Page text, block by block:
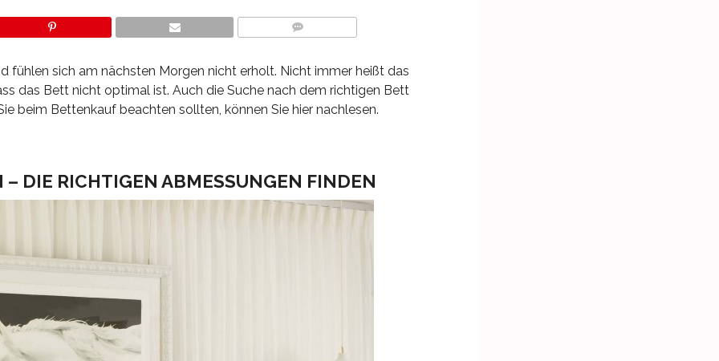
fühlen sich am nächsten Morgen nicht erholt. Nicht immer heißt das
das Bett nicht optimal ist. Auch die Suche nach dem richtigen Bett
beim Bettenkauf beachten sollten, können Sie hier nachlesen.
DIE RICHTIGEN ABMESSUNGEN FINDEN